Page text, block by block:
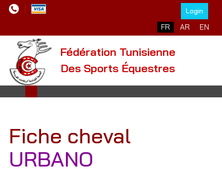
Login
Sélectionnez votre
FR AR EN
Fédération Tunisienne
Des Sports Équestres
Fiche cheval
URBANO